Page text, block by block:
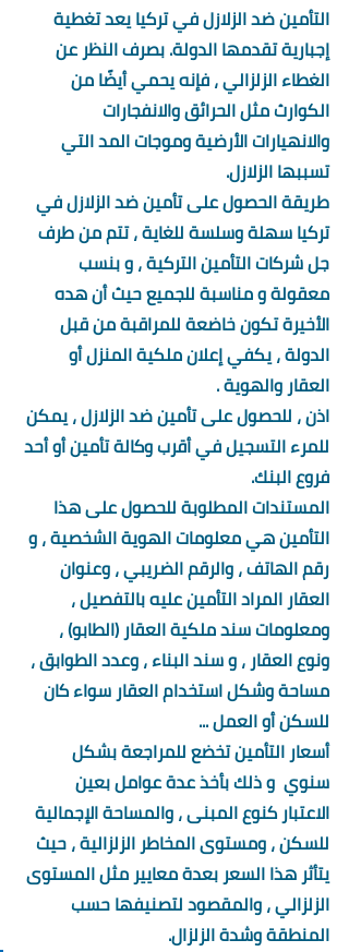
التأمين ضد الزلازل في تركيا يعد تغطية
إجبارية تقدمها الدولة. بصرف النظر عن
الغطاء الزلزالي ، فإنه يحمي أيضًا من
الكوارث مثل الحرائق والانفجارات
والانهيارات الأرضية وموجات المد التي
تسببها الزلازل.
طريقة الحصول على تأمين ضد الزلازل في
تركيا سهلة وسلسة للغاية ، تتم من طرف
جل شركات التأمين التركية ، و بنسب
معقولة و مناسبة للجميع حيث أن هده
الأخيرة تكون خاضعة للمراقبة من قبل
الدولة ، يكفي إعلان ملكية المنزل أو
العقار والهوية .
اذن ، للحصول على تأمين ضد الزلازل ، يمكن
للمرء التسجيل في أقرب وكالة تأمين أو أحد
فروع البنك.
المستندات المطلوبة للحصول على هذا
التأمين هي معلومات الهوية الشخصية ، و
رقم الهاتف ، والرقم الضريبي ، وعنوان
العقار المراد التأمين عليه بالتفصيل ،
ومعلومات سند ملكية العقار (الطابو) ،
ونوع العقار ، و سند البناء ، وعدد الطوابق ،
مساحة وشكل استخدام العقار سواء كان
للسكن أو العمل ...
أسعار التأمين تخضع للمراجعة بشكل
سنوي  و ذلك بأخذ عدة عوامل بعين
الاعتبار كنوع المبنى ، والمساحة الإجمالية
للسكن ، ومستوى المخاطر الزلزالية ، حيث
يتأثر هذا السعر بعدة معايير مثل المستوى
الزلزالي ، والمقصود لتصنيفها حسب
المنطقة وشدة الزلزال.